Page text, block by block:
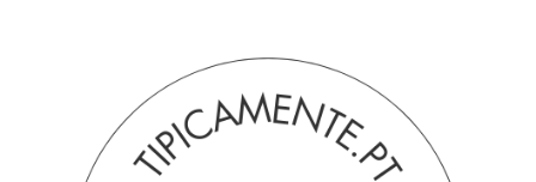
Receita Tradicional: Bola de
Enchidos